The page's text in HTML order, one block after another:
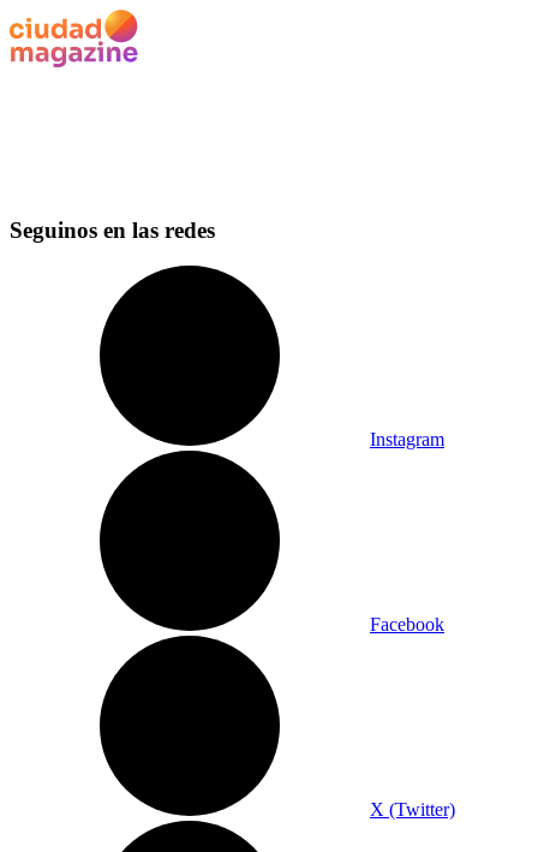
Seguinos en las redes
Instagram
Facebook
X (Twitter)